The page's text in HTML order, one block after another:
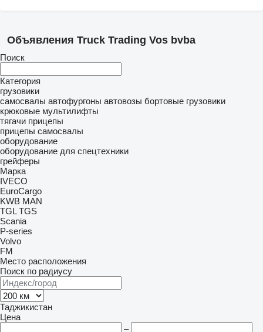
Объявления Truck Trading Vos bvba
Поиск
Категория
грузовики
самосвалы автофургоны автовозы бортовые грузовики
крюковые мультилифты
тягачи прицепы
прицепы самосвалы
оборудование
оборудование для спецтехники
грейферы
Марка
IVECO
EuroCargo
KWB MAN
TGL TGS
Scania
P-series
Volvo
FM
Место расположения
Поиск по радиусу
Таджикистан
Цена
–